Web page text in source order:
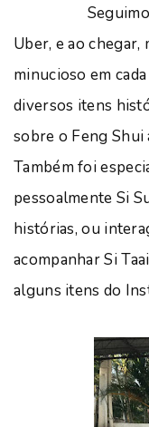
Seguimos
Uber, e ao
minucioso em
diversos itens
sobre o Feng Shui
Também foi
pessoalmente Si
histórias, ou
acompanhar Si
alguns itens do